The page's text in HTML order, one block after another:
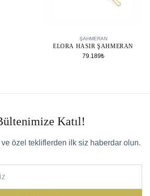
ŞAHMERAN
ELORA HASIR ŞAHMERAN
79.189₺
Katıl!
özel tekliflerden ilk siz haberdar olun.